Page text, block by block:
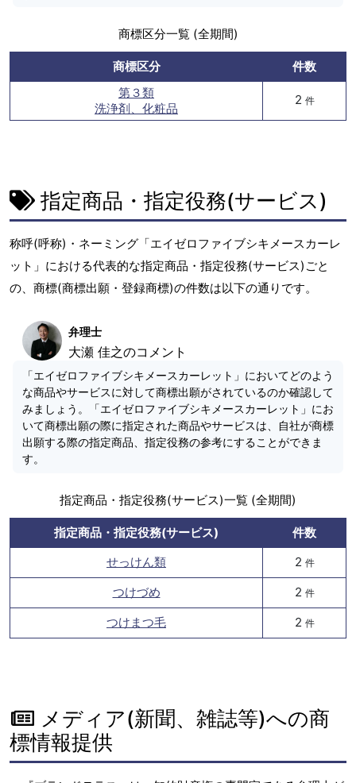
商標区分一覧 (全期間)
商標区分
件数
第３類
洗浄剤、化粧品
2 件
指定商品・指定役務(サービス)
称呼(呼称)・ネーミング「エイゼロファイブシキメースカーレ
ット」における代表的な指定商品・指定役務(サービス)ごと
の、商標(商標出願・登録商標)の件数は以下の通りです。
弁理士
大瀬 佳之のコメント
「エイゼロファイブシキメースカーレット」においてどのよう
な商品やサービスに対して商標出願がされているのか確認して
みましょう。「エイゼロファイブシキメースカーレット」にお
いて商標出願の際に指定された商品やサービスは、自社が商標
出願する際の指定商品、指定役務の参考にすることができま
す。
指定商品・指定役務(サービス)一覧 (全期間)
指定商品・指定役務(サービス)
件数
せっけん類
2 件
つけづめ 2 件
つけまつ毛 2 件
メディア(新聞、雑誌等)への商
標情報提供